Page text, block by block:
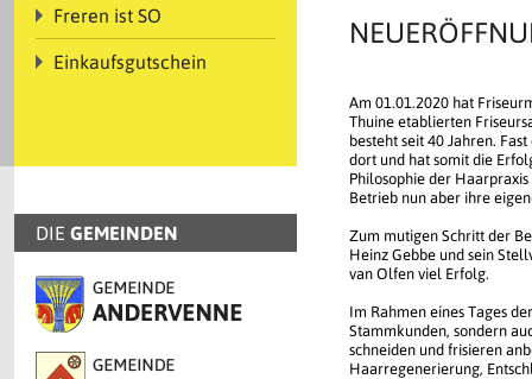
Freren ist SO
Einkaufsgutschein
DIE GEMEINDEN
Am 01.01.2020 hat
Thuine etablierten
besteht seit 40 Jahren.
dort und hat somit die
Philosophie der
Betrieb nun aber ihre
Zum mutigen Schritt der
Heinz Gebbe und sein
van Olfen viel Erfolg.
Im Rahmen eines Tages
Stammkunden, sondern
schneiden und frisieren
Haarregenerierung,